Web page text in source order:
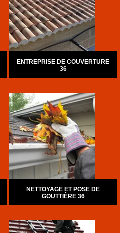
ENTREPRISE DE COUVERTURE
36
NETTOYAGE ET POSE DE
GOUTTIÈRE 36